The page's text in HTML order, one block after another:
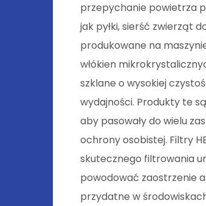
przepychanie powietrza
jak pyłki, sierść zwierząt
produkowane na
włókien
szklane o wysokiej
wydajności. Produkty te
aby pasowały do wielu
ochrony osobistej. Filtry
skutecznego filtrowania
powodować zaostrzenie
przydatne w